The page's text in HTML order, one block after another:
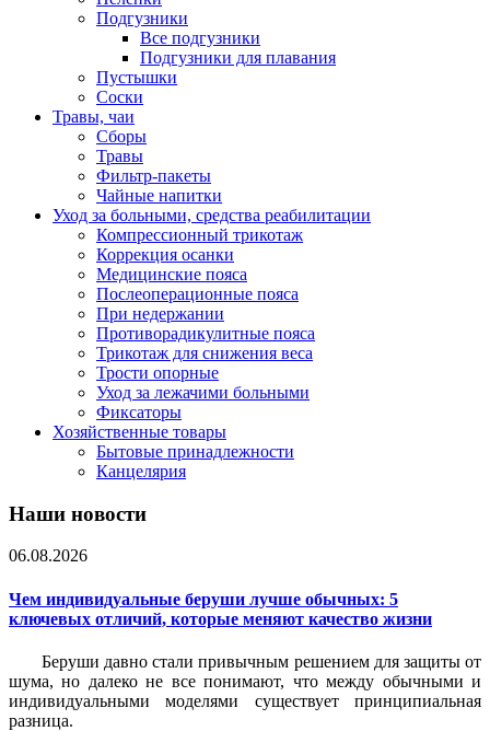
Подгузники
Все подгузники
Подгузники для плавания
Пустышки
Соски
Травы, чаи
Сборы
Травы
Фильтр-пакеты
Чайные напитки
Уход за больными, средства реабилитации
Компрессионный трикотаж
Коррекция осанки
Медицинские пояса
Послеоперационные пояса
При недержании
Противорадикулитные пояса
Трикотаж для снижения веса
Трости опорные
Уход за лежачими больными
Фиксаторы
Хозяйственные товары
Бытовые принадлежности
Канцелярия
Наши новости
06.08.2026
Чем индивидуальные беруши лучше обычных: 5
ключевых отличий, которые меняют качество жизни
Беруши давно стали привычным решением для защиты от
шума, но далеко не все понимают, что между обычными и
индивидуальными моделями существует принципиальная
разница.